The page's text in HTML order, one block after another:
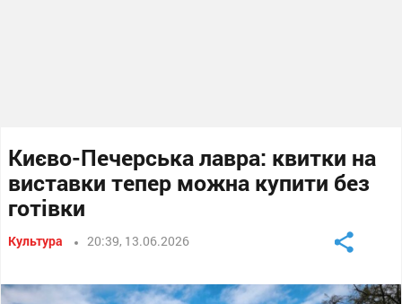
Києво-Печерська лавра: квитки на
виставки тепер можна купити без
готівки
Культура 20:39, 13.06.2026